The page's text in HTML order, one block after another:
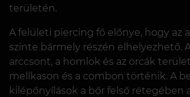
területén.
A felületi piercing fő előnye, hogy az
szinte bármely részén elhelyezhető.
arccsont, a homlok és az orcák
mellkason és a combon történik. A
kilépőnyílások a bőr felső rétegében